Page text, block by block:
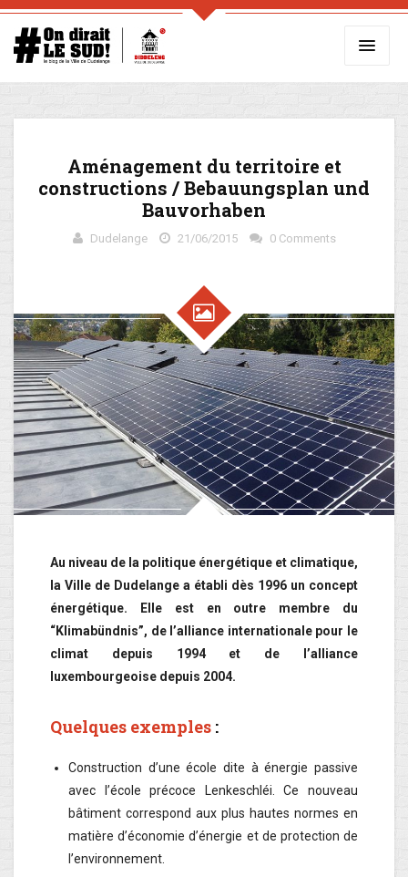
Aménagement du territoire et
constructions / Bebauungsplan und
Bauvorhaben
Dudelange 21/06/2015 0 Comments
Au niveau de la politique énergétique et climatique,
la Ville de Dudelange a établi dès 1996 un concept
énergétique. Elle est en outre membre du
“Klimabündnis”, de l’alliance internationale pour le
climat depuis 1994 et de l’alliance
luxembourgeoise depuis 2004.
Quelques exemples :
Construction d’une école dite à énergie passive
avec l’école précoce Lenkeschléi. Ce nouveau
bâtiment correspond aux plus hautes normes en
matière d’économie d’énergie et de protection de
l’environnement.